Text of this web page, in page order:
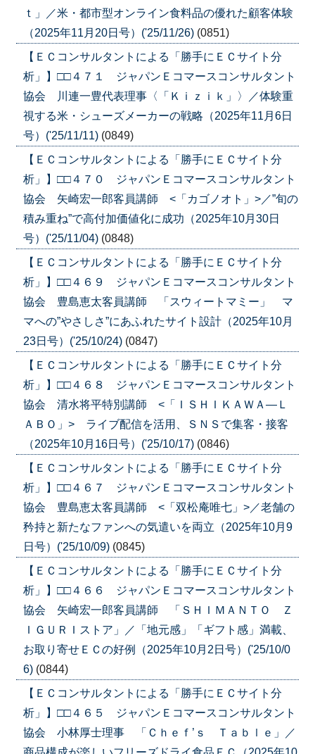
ｔ」／米・都市型オンライン食料品の優れた顧客体験
（2025年11月20日号）('25/11/26) (0851)
【ＥＣコンサルタントによる「勝手にＥＣサイト分
析」】□□４７１ ジャパンＥコマースコンサルタント
協会 川連一豊代表理事〈「Ｋｉｚｉｋ」〉／体験重
視する米・シューズメーカーの戦略（2025年11月6日
号）('25/11/11) (0849)
【ＥＣコンサルタントによる「勝手にＥＣサイト分
析」】□□４７０ ジャパンＥコマースコンサルタント
協会 矢崎宏一郎客員講師 <「カゴノオト」>／”旬の
積み重ね”で高付加価値化に成功（2025年10月30日
号）('25/11/04) (0848)
【ＥＣコンサルタントによる「勝手にＥＣサイト分
析」】□□４６９ ジャパンＥコマースコンサルタント
協会 豊島恵太客員講師 「スウィートマミー」 マ
マへの”やさしさ”にあふれたサイト設計（2025年10月
23日号）('25/10/24) (0847)
【ＥＣコンサルタントによる「勝手にＥＣサイト分
析」】□□４６８ ジャパンＥコマースコンサルタント
協会 清水将平特別講師 <「ＩＳＨＩＫＡＷＡ―Ｌ
ＡＢＯ」> ライブ配信を活用、ＳＮＳで集客・接客
（2025年10月16日号）('25/10/17) (0846)
【ＥＣコンサルタントによる「勝手にＥＣサイト分
析」】□□４６７ ジャパンＥコマースコンサルタント
協会 豊島恵太客員講師 <「双松庵唯七」>／老舗の
矜持と新たなファンへの気遣いを両立（2025年10月9
日号）('25/10/09) (0845)
【ＥＣコンサルタントによる「勝手にＥＣサイト分
析」】□□４６６ ジャパンＥコマースコンサルタント
協会 矢崎宏一郎客員講師 「ＳＨＩＭＡＮＴＯ Ｚ
ＩＧＵＲＩストア」／「地元感」「ギフト感」満載、
お取り寄せＥＣの好例（2025年10月2日号）('25/10/0
6) (0844)
【ＥＣコンサルタントによる「勝手にＥＣサイト分
析」】□□４６５ ジャパンＥコマースコンサルタント
協会 小林厚士理事 「Ｃｈｅｆ’ｓ Ｔａｂｌｅ」／